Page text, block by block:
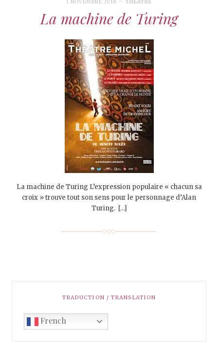
1 NOVEMBRE 2018 THÉÂTRE
La machine de Turing
La machine de Turing L’expression populaire « chacun sa
croix » trouve tout son sens pour le personnage d’Alan
Turing. […]
TRADUCTION / TRANSLATION
French